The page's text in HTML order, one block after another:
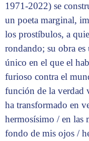
1971-2022) se
un poeta marginal,
los prostíbulos, a
rondando; su obra
único en el que el
furioso contra el
función de la verdad
ha transformado en
hermosísimo / en las
fondo de mis ojos /